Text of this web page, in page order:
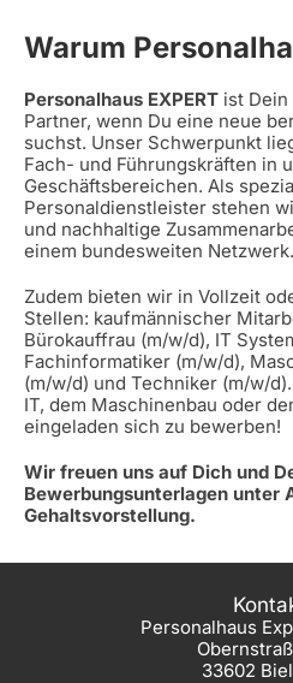
Warum
Personalhaus EXPERT ist
Partner, wenn Du eine neue
suchst. Unser Schwerpunkt
Fach- und Führungskräften in
Geschäftsbereichen. Als
Personaldienstleister stehen
und nachhaltige
einem bundesweiten Netzwerk.
Zudem bieten wir in Vollzeit
Stellen: kaufmännischer
Bürokauffrau (m/w/d), IT
Fachinformatiker (m/w/d),
(m/w/d) und Techniker (m/w/
IT, dem Maschinenbau oder
eingeladen sich zu bewerben!
Wir freuen uns auf Dich und
Bewerbungsunterlagen unter
Gehaltsvorstellung.
Personalhaus
33602